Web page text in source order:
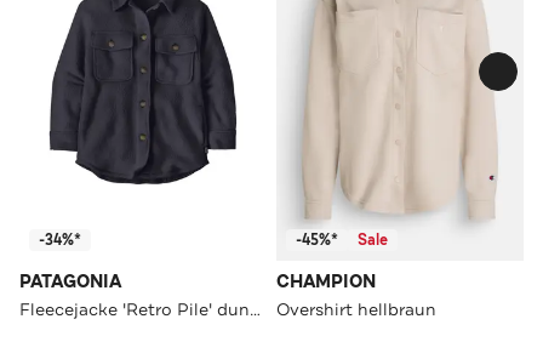
-34%*
PATAGONIA
Fleecejacke 'Retro Pile' dunkelblau
-45%* Sale
CHAMPION
Overshirt hellbraun